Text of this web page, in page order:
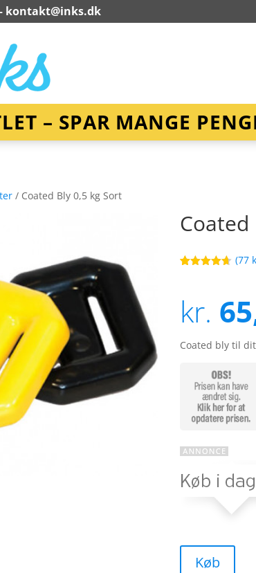
kontakt@inks.dk
– SPAR MANGE
/ Coated Bly 0,5 kg Sort
Coated
baseret på
kundebedø
mmelser
(77
kr.
Coated bly til
Køb